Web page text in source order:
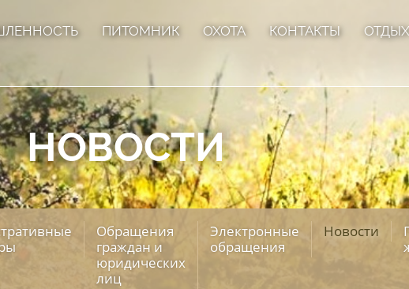
ПИТОМНИК ОХОТА КОНТАКТЫ ОТДЫХ
НОВОСТИ
Обращения
граждан и
юридических
лиц
Электронные
обращения
Новости